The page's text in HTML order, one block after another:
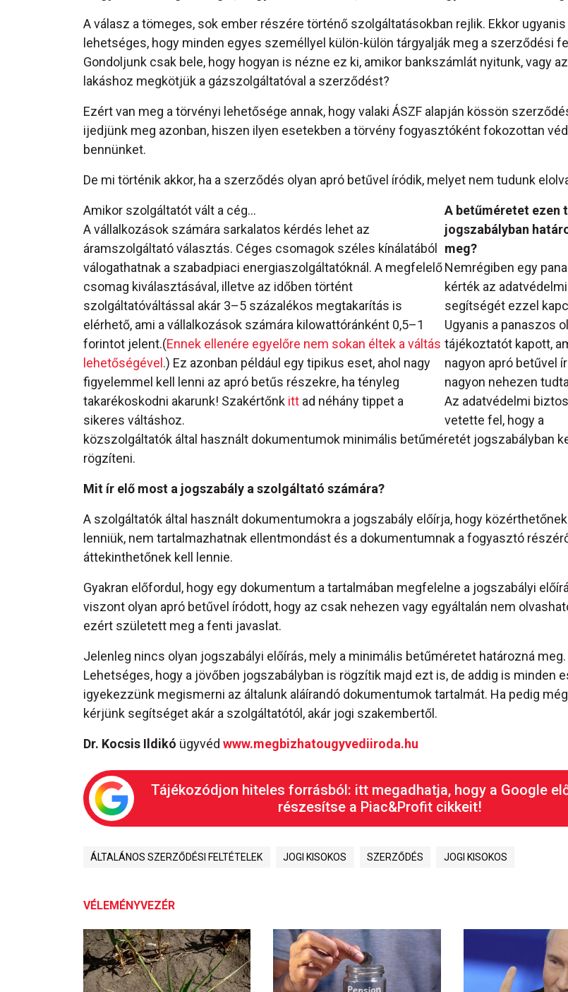
A válasz a tömeges, sok ember részére történő szolgáltatásokban rejlik. Ekkor
lehetséges, hogy minden egyes személlyel külön-külön tárgyalják meg a szerződési
Gondoljunk csak bele, hogy hogyan is nézne ez ki, amikor bankszámlát nyitunk, vagy
lakáshoz megkötjük a gázszolgáltatóval a szerződést?
Ezért van meg a törvényi lehetősége annak, hogy valaki ÁSZF alapján kössön
ijedjünk meg azonban, hiszen ilyen esetekben a törvény fogyasztóként fokozottan véd
bennünket.
De mi történik akkor, ha a szerződés olyan apró betűvel íródik, melyet nem tudunk
Amikor szolgáltatót vált a cég...
A vállalkozások számára sarkalatos kérdés lehet az
áramszolgáltató választás. Céges csomagok széles kínálatából
válogathatnak a szabadpiaci energiaszolgáltatóknál. A megfelelő
csomag kiválasztásával, illetve az időben történt
szolgáltatóváltással akár 3–5 százalékos megtakarítás is
elérhető, ami a vállalkozások számára kilowattóránként 0,5–1
forintot jelent.(Ennek ellenére egyelőre nem sokan éltek a váltás
lehetőségével .) Ez azonban például egy tipikus eset, ahol nagy
figyelemmel kell lenni az apró betűs részekre, ha tényleg
takarékoskodni akarunk! Szakértőnk itt ad néhány tippet a
sikeres váltáshoz.
A betűméretet ezen
jogszabályban
meg?
Nemrégiben egy
kérték az
segítségét ezzel
Ugyanis a panaszos
tájékoztatót kapott,
nagyon apró betűvel
nagyon nehezen
Az adatvédelmi
vetette fel, hogy a
közszolgáltatók által használt dokumentumok minimális betűméretét jogszabályban
rögzíteni.
Mit ír elő most a jogszabály a szolgáltató számára?
A szolgáltatók által használt dokumentumokra a jogszabály előírja, hogy közérthetőnek
lenniük, nem tartalmazhatnak ellentmondást és a dokumentumnak a fogyasztó
áttekinthetőnek kell lennie.
Gyakran előfordul, hogy egy dokumentum a tartalmában megfelelne a jogszabályi
viszont olyan apró betűvel íródott, hogy az csak nehezen vagy egyáltalán nem
ezért született meg a fenti javaslat.
Jelenleg nincs olyan jogszabályi előírás, mely a minimális betűméretet határozná meg.
Lehetséges, hogy a jövőben jogszabályban is rögzítik majd ezt is, de addig is minden
igyekezzünk megismerni az általunk aláírandó dokumentumok tartalmát. Ha pedig
kérjünk segítséget akár a szolgáltatótól, akár jogi szakembertől.
Dr. Kocsis Ildikó ügyvéd www.megbizhatougyvediiroda.hu
Tájékozódjon hiteles forrásból: itt megadhatja, hogy a Google
részesítse a Piac&Profit cikkeit!
ÁLTALÁNOS SZERZŐDÉSI FELTÉTELEK JOGI KISOKOS SZERZŐDÉS JOGI KISOKOS
VÉLEMÉNYVEZÉR